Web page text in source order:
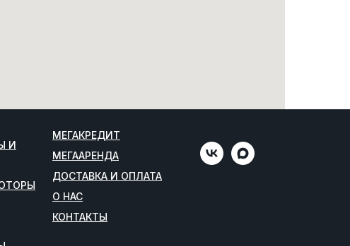
И
МЕГАКРЕДИТ
МЕГААРЕНДА
ДОСТАВКА И ОПЛАТА
О НАС
КОНТАКТЫ